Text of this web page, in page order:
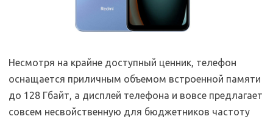
Несмотря на крайне доступный ценник, телефон
оснащается приличным объемом встроенной памяти
до 128 Гбайт, а дисплей телефона и вовсе предлагает
совсем несвойственную для бюджетников частоту